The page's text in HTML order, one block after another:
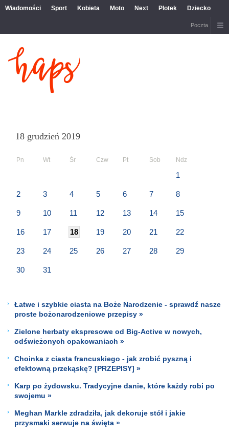
Wiadomości Sport Kobieta Moto Next Plotek Dziecko
Poczta
18 grudzień 2019
Pn Wt Śr Czw Pt Sob Ndz
1
2 3 4 5 6 7 8
9 10 11 12 13 14 15
16 17 18 19 20 21 22
23 24 25 26 27 28 29
30 31
Łatwe i szybkie ciasta na Boże Narodzenie - sprawdź nasze
proste bożonarodzeniowe przepisy »
Zielone herbaty ekspresowe od Big-Active w nowych,
odświeżonych opakowaniach »
Choinka z ciasta francuskiego - jak zrobić pyszną i
efektowną przekąskę? [PRZEPISY] »
Karp po żydowsku. Tradycyjne danie, które każdy robi po
swojemu »
Meghan Markle zdradziła, jak dekoruje stół i jakie
przysmaki serwuje na święta »